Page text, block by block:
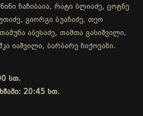
ჩაჩიბაია, რატი ბლიაძე, ცოტნე
გიორგი ბუაჩიძე, თეო
აბესაძე, თამთა გასიშვილი,
იაშვილი, ბარბარე ჩიქოვანი.
სთ.
20:45 სთ.